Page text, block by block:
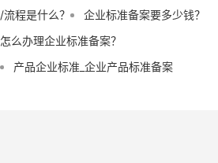
程是什么？
企业标准备案要多少钱？
么办理企业标准备案？
产品企业标准_企业产品标准备案